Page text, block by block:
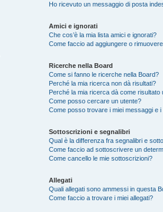
Ho ricevuto un messaggio di posta
Amici e ignorati
Che cos’è la mia lista amici e ignorati?
Come faccio ad aggiungere o
Ricerche nella Board
Come si fanno le ricerche nella Board?
Perché la mia ricerca non dà risultati?
Perché la mia ricerca dà come risultato
Come posso cercare un utente?
Come posso trovare i miei messaggi e i
Sottoscrizioni e segnalibri
Qual è la differenza fra segnalibri e
Come faccio ad sottoscrivere un
Come cancello le mie sottoscrizioni?
Allegati
Quali allegati sono ammessi in questa
Come faccio a trovare i miei allegati?